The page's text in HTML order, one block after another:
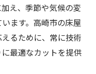
え、季節や気候の変
ます。高崎市の床屋
るために、常に技術
最適なカットを提供